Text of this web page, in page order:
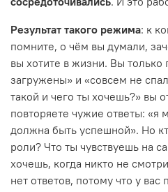
Результат такого режима: к
помните, о чём вы думали,
вы хотите в жизни. Вы
загружены» и «совсем не
такой и чего ты хочешь?» вы
повторяете чужие ответы: «я
должна быть успешной». Но
роли? Что ты чувствуешь на
хочешь, когда никто не
нет ответов, потому что у